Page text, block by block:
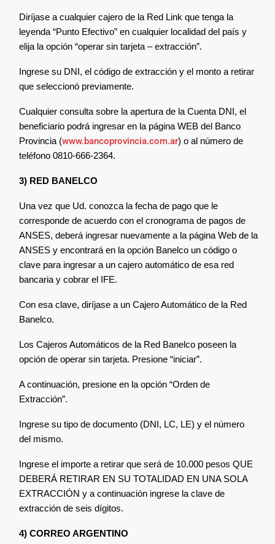
Diríjase a cualquier cajero de la Red Link que tenga la
leyenda “Punto Efectivo” en cualquier localidad del país y
elija la opción “operar sin tarjeta – extracción”.
Ingrese su DNI, el código de extracción y el monto a retirar
que seleccionó previamente.
Cualquier consulta sobre la apertura de la Cuenta DNI, el
beneficiario podrá ingresar en la página WEB del Banco
Provincia (www.bancoprovincia.com.ar) o al número de
teléfono 0810-666-2364.
3) RED BANELCO
Una vez que Ud. conozca la fecha de pago que le
corresponde de acuerdo con el cronograma de pagos de
ANSES, deberá ingresar nuevamente a la página Web de la
ANSES y encontrará en la opción Banelco un código o
clave para ingresar a un cajero automático de esa red
bancaria y cobrar el IFE.
Con esa clave, diríjase a un Cajero Automático de la Red
Banelco.
Los Cajeros Automáticos de la Red Banelco poseen la
opción de operar sin tarjeta. Presione “iniciar”.
A continuación, presione en la opción “Orden de
Extracción”.
Ingrese su tipo de documento (DNI, LC, LE) y el número
del mismo.
Ingrese el importe a retirar que será de 10.000 pesos QUE
DEBERÁ RETIRAR EN SU TOTALIDAD EN UNA SOLA
EXTRACCIÓN y a continuación ingrese la clave de
extracción de seis dígitos.
4) CORREO ARGENTINO